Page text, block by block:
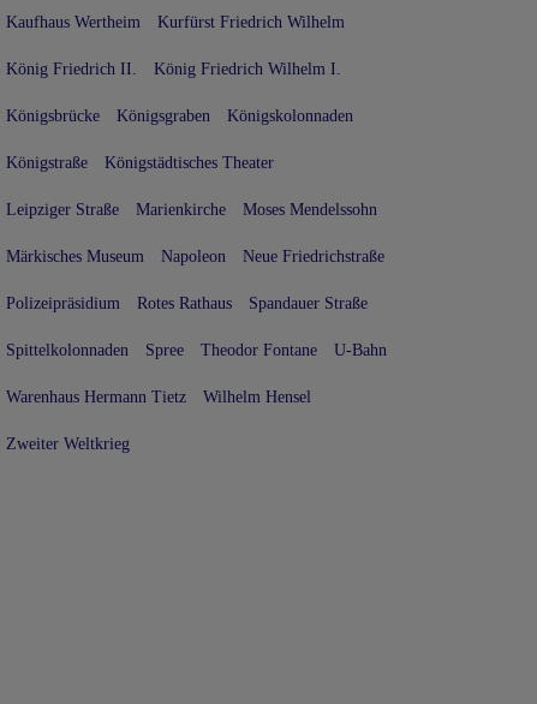
Kaufhaus Wertheim Kurfürst Friedrich Wilhelm
König Friedrich II. König Friedrich Wilhelm I.
Königsbrücke Königsgraben Königskolonnaden
Königstraße Königstädtisches Theater
Leipziger Straße Marienkirche Moses Mendelssohn
Märkisches Museum Napoleon Neue Friedrichstraße
Polizeipräsidium Rotes Rathaus Spandauer Straße
Spittelkolonnaden Spree Theodor Fontane U-Bahn
Warenhaus Hermann Tietz Wilhelm Hensel
Zweiter Weltkrieg